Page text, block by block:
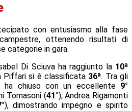
con entusiasmo alla fase
ottenendo risultati di
categorie in gara.
Di Sciuva ha raggiunto la 10ª
Piffari si è classificata 36ª. Tra gli
ha chiuso con un eccellente 9°
Tomasoni (41°), Andrea Rigamonti
), dimostrando impegno e spirito